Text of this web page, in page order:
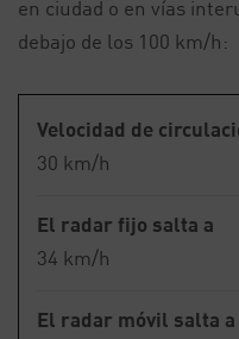
en ciudad o en vías
debajo de los 100 km/h:
Velocidad de
30 km/h
El radar fijo salta a
34 km/h
El radar móvil salta a